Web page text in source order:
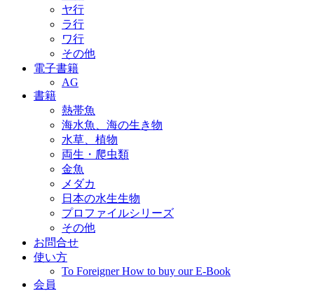
ヤ行
ラ行
ワ行
その他
電子書籍
AG
書籍
熱帯魚
海水魚、海の生き物
水草、植物
両生・爬虫類
金魚
メダカ
日本の水生生物
プロファイルシリーズ
その他
お問合せ
使い方
To Foreigner How to buy our E-Book
会員